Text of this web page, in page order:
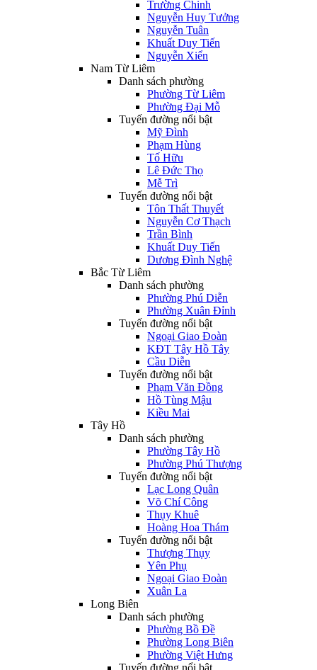
Trường Chinh
Nguyễn Huy Tưởng
Nguyễn Tuân
Khuất Duy Tiến
Nguyễn Xiển
Nam Từ Liêm
Danh sách phường
Phường Từ Liêm
Phường Đại Mỗ
Tuyến đường nổi bật
Mỹ Đình
Phạm Hùng
Tố Hữu
Lê Đức Thọ
Mễ Trì
Tuyến đường nổi bật
Tôn Thất Thuyết
Nguyễn Cơ Thạch
Trần Bình
Khuất Duy Tiến
Dương Đình Nghệ
Bắc Từ Liêm
Danh sách phường
Phường Phú Diễn
Phường Xuân Đỉnh
Tuyến đường nổi bật
Ngoại Giao Đoàn
KĐT Tây Hồ Tây
Cầu Diễn
Tuyến đường nổi bật
Phạm Văn Đồng
Hồ Tùng Mậu
Kiều Mai
Tây Hồ
Danh sách phường
Phường Tây Hồ
Phường Phú Thượng
Tuyến đường nổi bật
Lạc Long Quân
Võ Chí Công
Thụy Khuê
Hoàng Hoa Thám
Tuyến đường nổi bật
Thượng Thụy
Yên Phụ
Ngoại Giao Đoàn
Xuân La
Long Biên
Danh sách phường
Phường Bồ Đề
Phường Long Biên
Phường Việt Hưng
Tuyến đường nổi bật